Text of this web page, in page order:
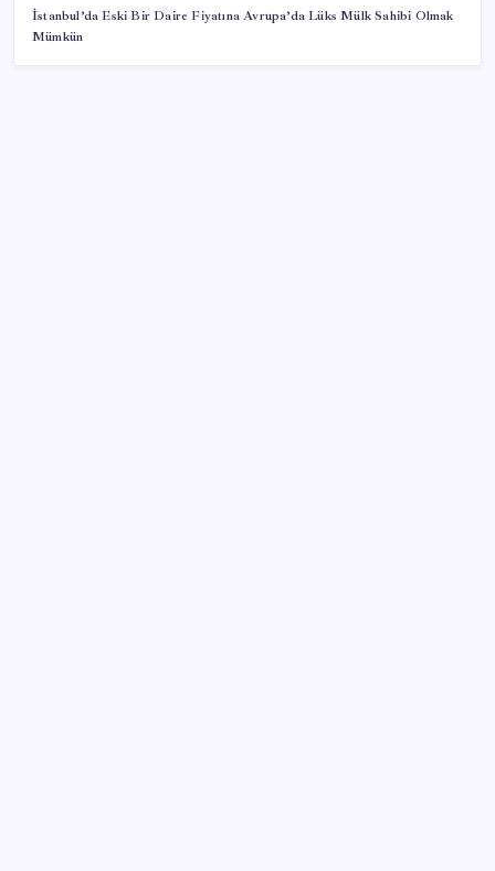
İstanbul’da Eski Bir Daire Fiyatına Avrupa’da Lüks Mülk Sahibi Olmak
Mümkün